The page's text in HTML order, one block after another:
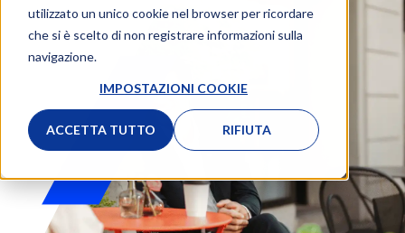
utilizzato un unico cookie nel browser per ricordare
che si è scelto di non registrare informazioni sulla
navigazione.
IMPOSTAZIONI COOKIE
ACCETTA TUTTO RIFIUTA